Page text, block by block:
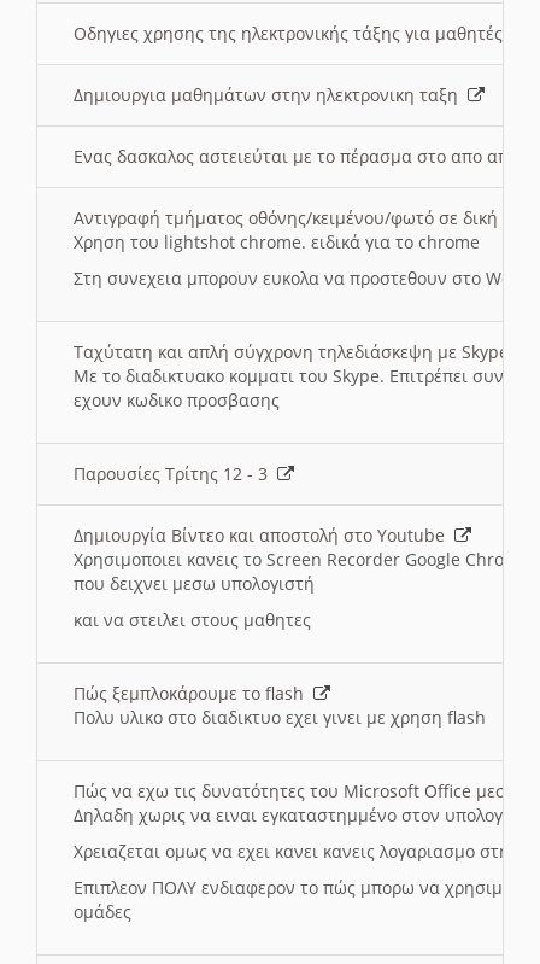
Οδηγιες χρησης της ηλεκτρονικής τάξης για μαθητές
Δημιουργια μαθημάτων στην ηλεκτρονικη ταξη
Ενας δασκαλος αστειεύται με το πέρασμα στο απο
Αντιγραφή τμήματος οθόνης/κειμένου/φωτό σε δική
Χρηση του lightshot chrome. ειδικά για το chrome
Στη συνεχεια μπορουν ευκολα να προστεθουν στο Word
Ταχύτατη και απλή σύγχρονη τηλεδιάσκεψη με Skype
Με το διαδικτυακο κομματι του Skype. Επιτρέπει
εχουν κωδικο προσβασης
Παρουσίες Τρίτης 12 - 3
Δημιουργία Βίντεο και αποστολή στο Youtube
Χρησιμοποιει κανεις το Screen Recorder Google Chrome
που δειχνει μεσω υπολογιστή
και να στειλει στους μαθητες
Πώς ξεμπλοκάρουμε το flash
Πολυ υλικο στο διαδικτυο εχει γινει με χρηση flash
Πώς να εχω τις δυνατότητες του Microsoft Office μεσω
Δηλαδη χωρις να ειναι εγκαταστημμένο στον
Χρειαζεται ομως να εχει κανει κανεις λογαριασμο στη
Επιπλεον ΠΟΛΥ ενδιαφερον το πώς μπορω να
ομάδες